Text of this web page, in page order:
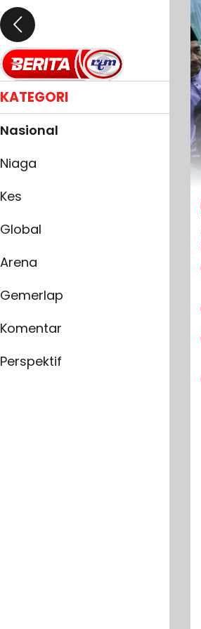
KATEGORI
Nasional
Niaga
Kes
Global
Arena
Gemerlap
Komentar
Perspektif